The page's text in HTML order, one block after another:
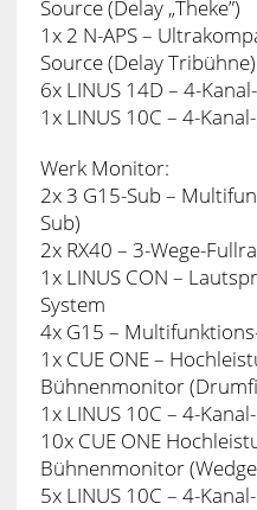
Source (Delay „Theke”)
1x 2 N-APS –
Source (Delay Tribühne)
6x LINUS 14D – 4-
1x LINUS 10C – 4-
Werk Monitor:
2x 3 G15-Sub –
Sub)
2x RX40 – 3-Wege-
1x LINUS CON –
System
4x G15 –
1x CUE ONE –
Bühnenmonitor
1x LINUS 10C – 4-
10x CUE ONE
Bühnenmonitor
5x LINUS 10C – 4-